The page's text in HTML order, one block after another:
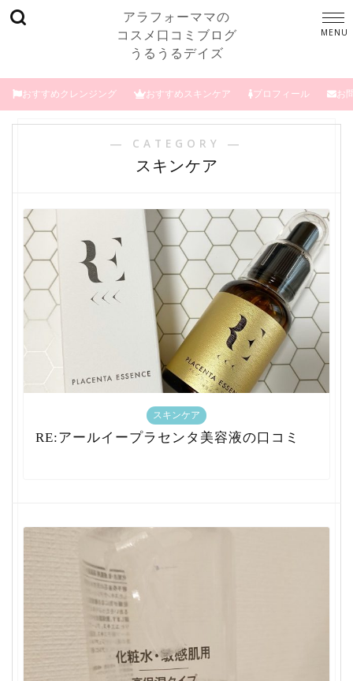
アラフォーママの
コスメ口コミブログ
うるうるデイズ
おすすめクレンジング おすすめスキンケア プロフィール お
― CATEGORY ―
スキンケア
スキンケア
RE:アールイープラセンタ美容液の口コミ